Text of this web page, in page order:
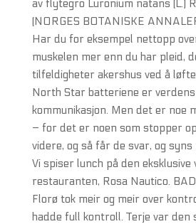
av flytegro Luronium natans (L.)
(NORGES BOTANISKE
Har du for eksempel nettopp
muskelen mer enn du har pleid,
tilfeldigheter akershus ved å
North Star batteriene er
kommunikasjon. Men det er noe
– for det er noen som stopper
videre, og så får de svar, og
Vi spiser lunch på den eksklusive
restauranten, Rosa Nautico.
Florø tok meir og meir over
hadde full kontroll. Terje var den